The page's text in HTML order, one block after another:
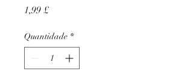
1,99 £Preço
Quantidade *